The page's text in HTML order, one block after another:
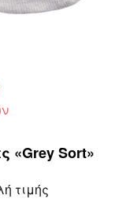
«Grey Sort»
τιμής